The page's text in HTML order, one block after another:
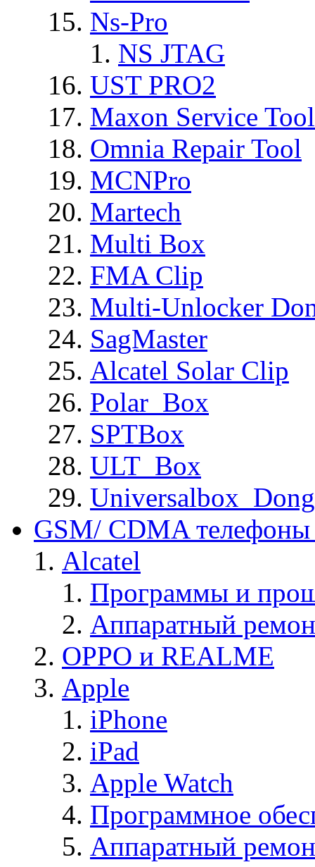
Ns-Pro
NS JTAG
UST PRO2
Maxon Service
Omnia Repair Tool
MCNPro
Martech
Multi Box
FMA Clip
Multi-Unlocker
SagMaster
Alcatel Solar Clip
Polar_Box
SPTBox
ULT_Box
GSM/ CDMA
Alcatel
Программы и
Аппаратный
OPPO и REALME
Apple
iPhone
iPad
Apple Watch
Программное
Аппаратный